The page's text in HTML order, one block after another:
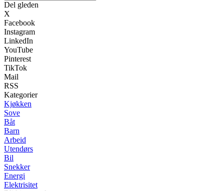
Del gleden
X
Facebook
Instagram
LinkedIn
YouTube
Pinterest
TikTok
Mail
RSS
Kategorier
Kjøkken
Sove
Båt
Barn
Arbeid
Utendørs
Bil
Snekker
Energi
Elektrisitet